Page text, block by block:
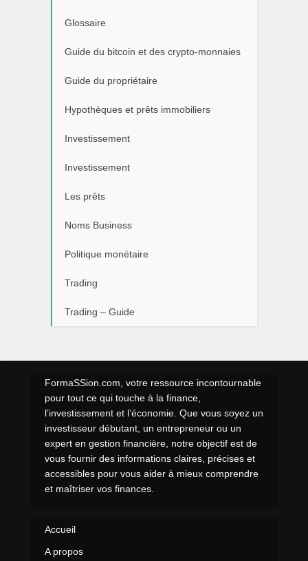
Glossaire
Guide du bitcoin et des crypto-monnaies
Guide du propriétaire
Hypothèques et prêts immobiliers
Investissement
Investissement
Les prêts
Noms Business
Politique monétaire
Trading
Trading – Guide
FormaSSion.com, votre ressource incontournable
pour tout ce qui touche à la finance,
l’investissement et l’économie. Que vous soyez un
investisseur débutant, un entrepreneur ou un
expert en gestion financière, notre objectif est de
vous fournir des informations claires, précises et
accessibles pour vous aider à mieux comprendre
et maîtriser vos finances.
Accueil
A propos